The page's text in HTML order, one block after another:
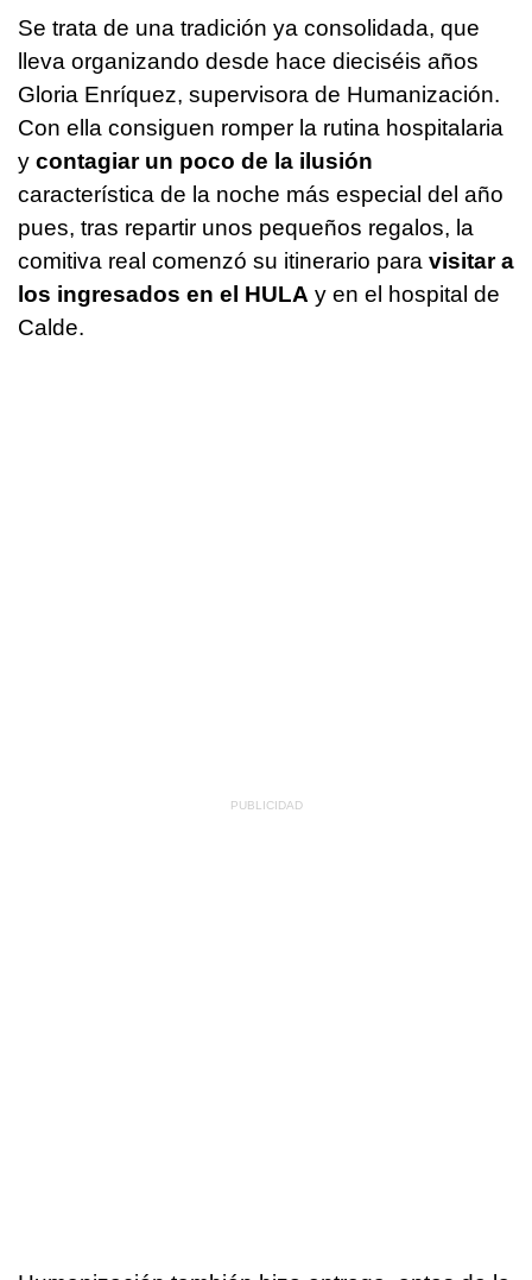
Se trata de una tradición ya consolidada, que
lleva organizando desde hace dieciséis años
Gloria Enríquez, supervisora de Humanización.
Con ella consiguen romper la rutina hospitalaria
y contagiar un poco de la ilusión
característica de la noche más especial del año
pues, tras repartir unos pequeños regalos, la
comitiva real comenzó su itinerario para visitar a
los ingresados en el HULA y en el hospital de
Calde.